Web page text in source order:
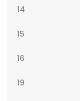
14
15
16
19